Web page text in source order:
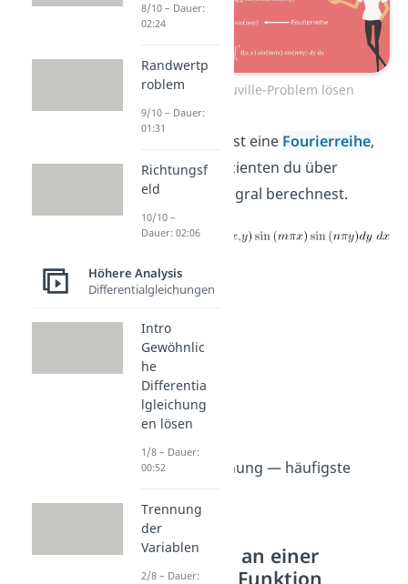
Sturm-Liouville-Problem lösen
Das Ergebnis ist eine Fourierreihe,
dessen Koeffizienten du über
folgendes Integral berechnest.
[[faq]]
Poisson Gleichung — häufigste
Anwenden an einer
konkreten Funktion
8/10 – Dauer:
02:24
Randwertp
roblem
9/10 – Dauer:
01:31
Richtungsf
eld
10/10 –
Dauer: 02:06
Höhere Analysis
Differentialgleichungen
Intro
Gewöhnlic
he
Differentia
lgleichung
en lösen
1/8 – Dauer:
00:52
Trennung
der
Variablen
2/8 – Dauer: